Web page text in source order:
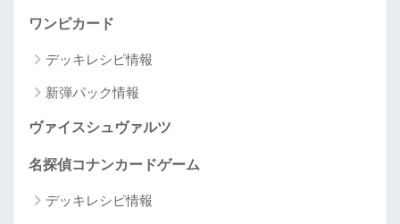
ワンピカード
デッキレシピ情報
新弾パック情報
ヴァイスシュヴァルツ
名探偵コナンカードゲーム
デッキレシピ情報